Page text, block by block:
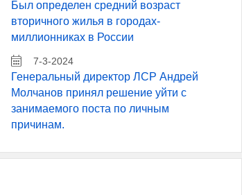
Был определен средний возраст
вторичного жилья в городах-
миллионниках в России
7-3-2024
Генеральный директор ЛСР Андрей
Молчанов принял решение уйти с
занимаемого поста по личным
причинам.